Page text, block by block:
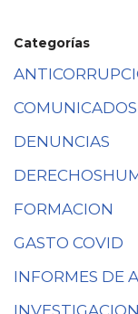
Categorías
COMUNICADOS
DENUNCIAS
FORMACION
GASTO COVID
INFORMES DE
INVESTIGACION